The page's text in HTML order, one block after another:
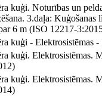
kuģi. Noturības un
3.daļa: Kuģošanas
6 m (ISO 12217-
kuģi - Elektrosistēmas -
kuģi. Elektrosistēmas.
kuģi. Elektrosistēmas.